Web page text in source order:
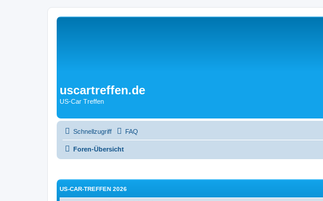
uscartreffen.de
US-Car Treffen
Schnellzugriff FAQ
Foren-Übersicht
US-CAR-TREFFEN 2026